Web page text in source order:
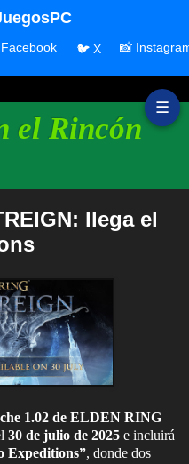
☰
el Rincón
🐦 X 📸
llega el
1.02 de ELDEN RING
30 de julio de 2025 e incluirá
Expeditions”, donde dos